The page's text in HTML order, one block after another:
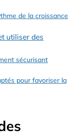
de la croissance
utiliser des
sécurisant
pour favoriser la